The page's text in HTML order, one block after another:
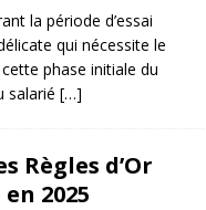
la période d’essai
qui nécessite le
phase initiale du
salarié […]
Règles d’Or
2025